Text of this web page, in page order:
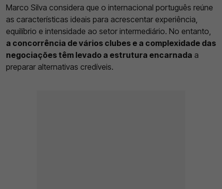
Marco Silva considera que o internacional português reúne
as características ideais para acrescentar experiência,
equilíbrio e intensidade ao setor intermediário. No entanto,
a concorrência de vários clubes e a complexidade das
negociações têm levado a estrutura encarnada a
preparar alternativas credíveis.